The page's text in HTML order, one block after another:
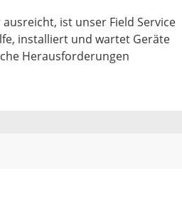
ist unser Field Service
installiert und wartet Geräte
Herausforderungen